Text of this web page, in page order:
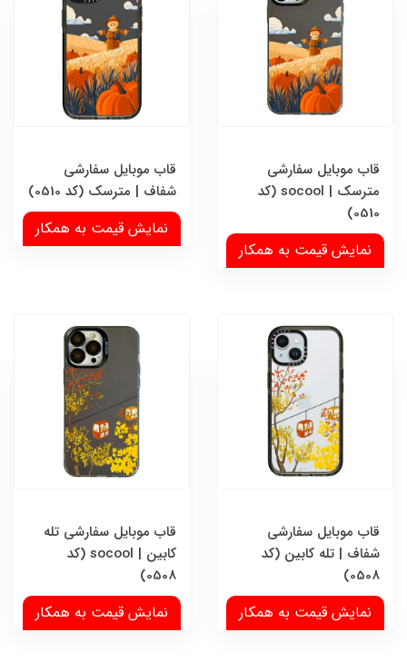
قاب موبایل سفارشی
مترسک | socool (کد
0510)
نمایش قیمت به همکار
قاب موبایل سفارشی
شفاف | مترسک (کد 0510)
نمایش قیمت به همکار
قاب موبایل سفارشی
شفاف | تله کابین (کد
0508)
نمایش قیمت به همکار
قاب موبایل سفارشی تله
کابین | socool (کد
0508)
نمایش قیمت به همکار